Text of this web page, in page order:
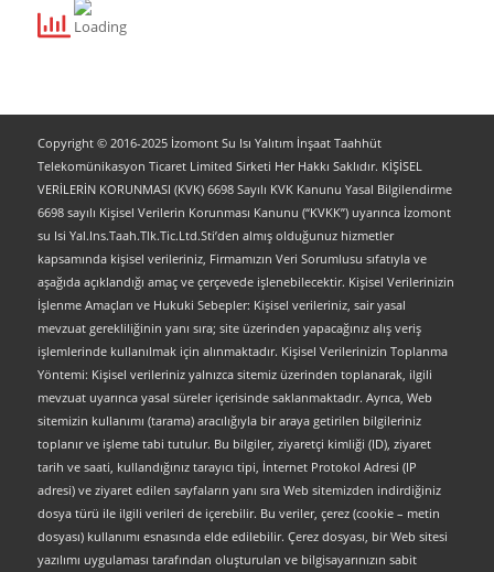
Copyright © 2016-2025 İzomont Su Isı Yalıtım İnşaat Taahhüt
Telekomünikasyon Ticaret Limited Sirketi Her Hakkı Saklıdır. KİŞİSEL
VERİLERİN KORUNMASI (KVK) 6698 Sayılı KVK Kanunu Yasal Bilgilendirme
6698 sayılı Kişisel Verilerin Korunması Kanunu (“KVKK”) uyarınca İzomont
su Isi Yal.Ins.Taah.Tlk.Tic.Ltd.Sti’den almış olduğunuz hizmetler
kapsamında kişisel verileriniz, Firmamızın Veri Sorumlusu sıfatıyla ve
aşağıda açıklandığı amaç ve çerçevede işlenebilecektir. Kişisel Verilerinizin
İşlenme Amaçları ve Hukuki Sebepler: Kişisel verileriniz, sair yasal
mevzuat gerekliliğinin yanı sıra; site üzerinden yapacağınız alış veriş
işlemlerinde kullanılmak için alınmaktadır. Kişisel Verilerinizin Toplanma
Yöntemi: Kişisel verileriniz yalnızca sitemiz üzerinden toplanarak, ilgili
mevzuat uyarınca yasal süreler içerisinde saklanmaktadır. Ayrıca, Web
sitemizin kullanımı (tarama) aracılığıyla bir araya getirilen bilgileriniz
toplanır ve işleme tabi tutulur. Bu bilgiler, ziyaretçi kimliği (ID), ziyaret
tarih ve saati, kullandığınız tarayıcı tipi, İnternet Protokol Adresi (IP
adresi) ve ziyaret edilen sayfaların yanı sıra Web sitemizden indirdiğiniz
dosya türü ile ilgili verileri de içerebilir. Bu veriler, çerez (cookie – metin
dosyası) kullanımı esnasında elde edilebilir. Çerez dosyası, bir Web sitesi
yazılımı uygulaması tarafından oluşturulan ve bilgisayarınızın sabit